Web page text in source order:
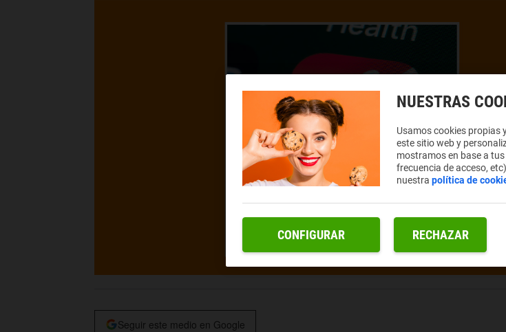
Seguir este medio en Google
NUESTRAS
Usamos cookies propias
este sitio web y
mostramos en base a
frecuencia de acceso,
nuestrapolítica de
RECHAZAR
CONFIGURAR